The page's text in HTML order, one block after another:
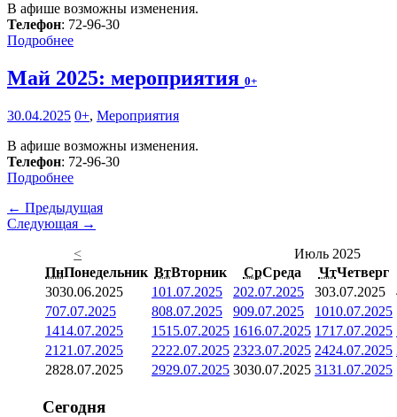
В афише возможны изменения.
Телефон: 72-96-30
Подробнее
Май 2025: мероприятия 0+
30.04.2025 0+, Мероприятия
В афише возможны изменения.
Телефон: 72-96-30
Подробнее
← Предыдущая
Следующая →
<
Июль 2025
ПнПонедельник ВтВторник СрСреда ЧтЧетверг
3030.06.2025 101.07.2025 202.07.2025 303.07.2025
707.07.2025 808.07.2025 909.07.2025 1010.07.2025
1414.07.2025 1515.07.2025 1616.07.2025 1717.07.2025
21 21.07.2025 2222.07.2025 2323.07.2025 2424.07.2025
2828.07.2025 2929.07.2025 3030.07.2025 3131.07.2025
Сегодня